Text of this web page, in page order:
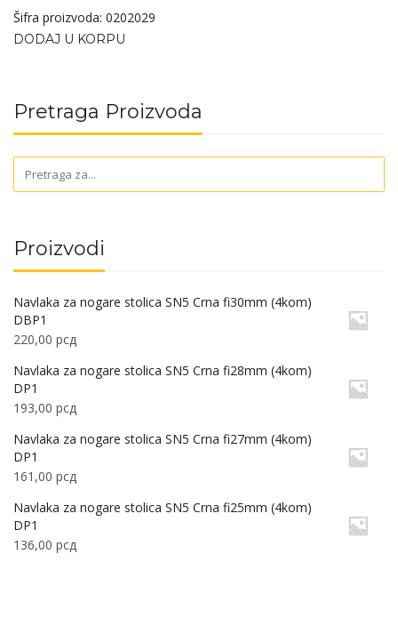
Šifra proizvoda: 0202029
DODAJ U KORPU
Pretraga Proizvoda
Proizvodi
Navlaka za nogare stolica SN5 Crna fi30mm (4kom)
DBP1
220,00 рсд
Navlaka za nogare stolica SN5 Crna fi28mm (4kom)
DP1
193,00 рсд
Navlaka za nogare stolica SN5 Crna fi27mm (4kom)
DP1
161,00 рсд
Navlaka za nogare stolica SN5 Crna fi25mm (4kom)
DP1
136,00 рсд